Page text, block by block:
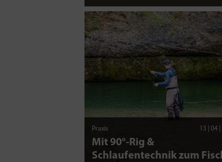
Praxis 13 | 04
Mit 90°-Rig &
Schlaufentechnik zum